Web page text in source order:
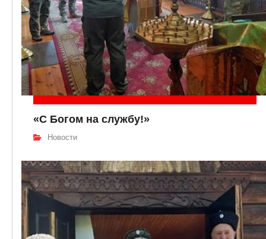
«С Богом на службу!»
Новости